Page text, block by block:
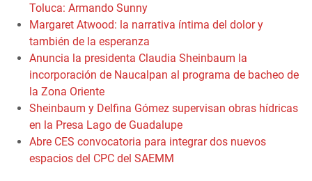
Toluca: Armando Sunny
Margaret Atwood: la narrativa íntima del dolor y
también de la esperanza
Anuncia la presidenta Claudia Sheinbaum la
incorporación de Naucalpan al programa de bacheo de
la Zona Oriente
Sheinbaum y Delfina Gómez supervisan obras hídricas
en la Presa Lago de Guadalupe
Abre CES convocatoria para integrar dos nuevos
espacios del CPC del SAEMM